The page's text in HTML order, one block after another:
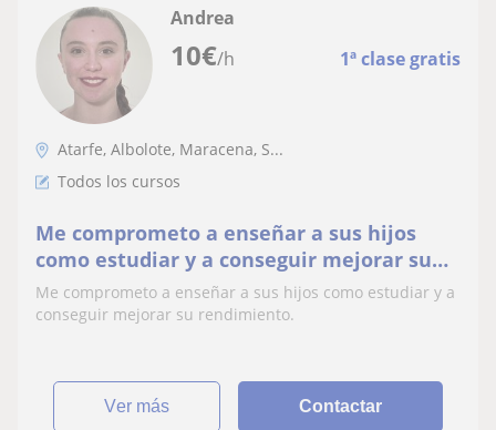
10€/h 1ª clase gratis
Andrea
Atarfe, Albolote, Maracena, S...
Todos los cursos
Me comprometo a enseñar a sus hijos
como estudiar y a conseguir mejorar su
rendimiento
Me comprometo a enseñar a sus hijos como estudiar y a
conseguir mejorar su rendimiento.
ver más Contactar